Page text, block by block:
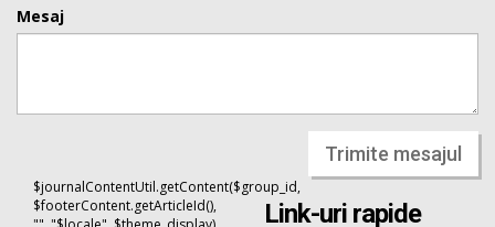
Mesaj
Trimite mesajul
$journalContentUtil.getContent($group_id,
$footerContent.getArticleId(),
Link-uri rapide